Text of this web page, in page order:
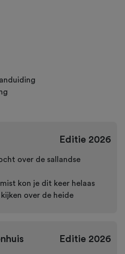
Editie2026
over de sallandse
kon je dit keer helaas
over de heide
Editie2026